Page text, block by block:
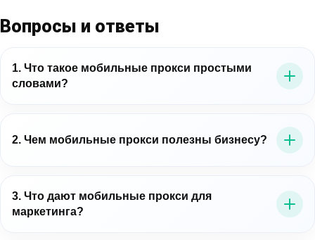
Вопросы и ответы
1. Что такое мобильные прокси простыми
словами?
мобильные IP-адреса операторов связи. Для бизнеса
это важно потому, что позволяет работать в среде,
2. Чем мобильные прокси полезны бизнесу?
проверять цифровые процессы: рекламу, лендинги,
мобильные сценарии, витрины, публичные данные и
3. Что дают мобильные прокси для
маркетинга?